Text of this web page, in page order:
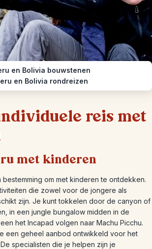
en Bolivia bouwstenen
en Bolivia rondreizen
reis met
met kinderen
bestemming om met kinderen te ontdekken.
die zowel voor de jongere als
zijn. Je kunt tokkelen door de canyon of
in een jungle bungalow midden in de
het Incapad volgen naar Machu Picchu.
een geheel aanbod ontwikkeld voor het
specialisten die je helpen zijn je